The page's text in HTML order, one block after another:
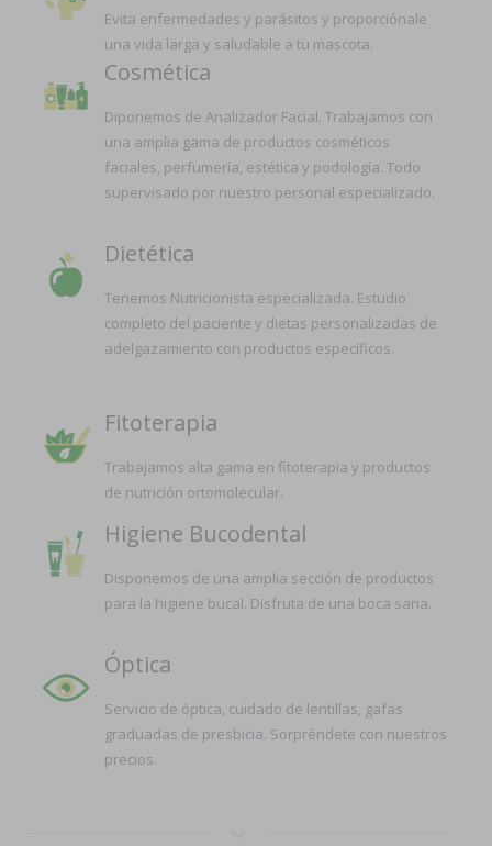
Evita enfermedades y parásitos y proporciónale
una vida larga y saludable a tu mascota.
Cosmética
Diponemos de Analizador Facial. Trabajamos con
una amplia gama de productos cosméticos
faciales, perfumería, estética y podología. Todo
supervisado por nuestro personal especializado.
Dietética
Tenemos Nutricionista especializada. Estudio
completo del paciente y dietas personalizadas de
adelgazamiento con productos específicos.
Fitoterapia
Trabajamos alta gama en fitoterapia y productos
de nutrición ortomolecular.
Higiene Bucodental
Disponemos de una amplia sección de productos
para la higiene bucal. Disfruta de una boca sana.
Óptica
Servicio de óptica, cuidado de lentillas, gafas
graduadas de presbicia. Sorpréndete con nuestros
precios.